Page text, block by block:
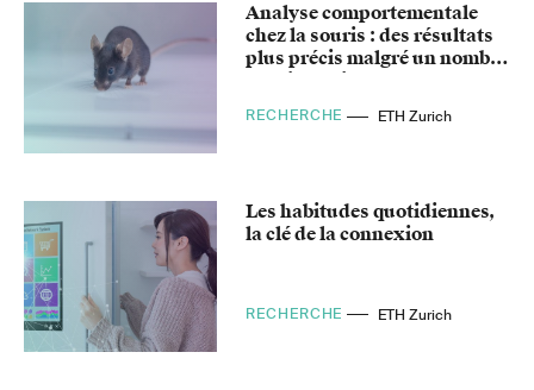
Analyse comportementale
chez la souris : des résultats
plus précis malgré un nombre
RECHERCHE ETH Zurich
Les habitudes quotidiennes,
la clé de la connexion
RECHERCHE ETH Zurich